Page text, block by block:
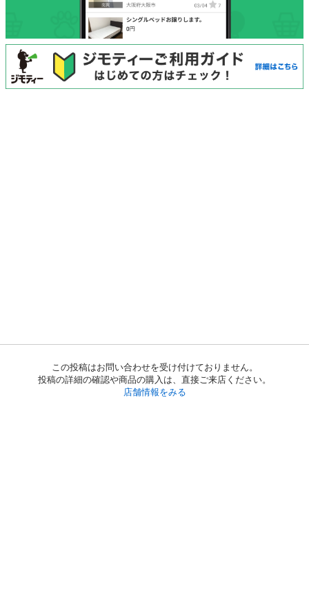
この投稿はお問い合わせを受け付けておりません。
投稿の詳細の確認や商品の購入は、直接ご来店ください。
店舗情報をみる